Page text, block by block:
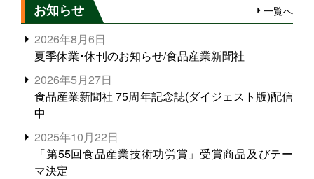
お知らせ 一覧へ
2026年8月6日
夏季休業･休刊のお知らせ/食品産業新聞社
2026年5月27日
食品産業新聞社 75周年記念誌(ダイジェスト版)配信
中
2025年10月22日
「第55回食品産業技術功労賞」受賞商品及びテー
マ決定